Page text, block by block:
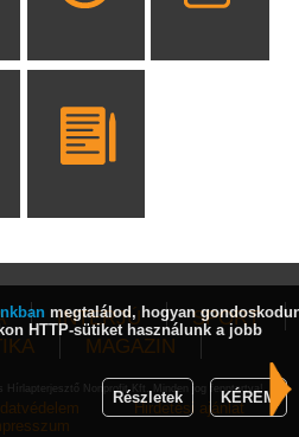
INTERJÚ
SPORT
MAGAZIN
Hírlapterjesztő Nonprofit Kft. Minden jog fenntartva!
Hirdetési ajánlat
megtalálod, hogyan
HTTP-sütiket használunk a jobb
Részletek
KÉREM